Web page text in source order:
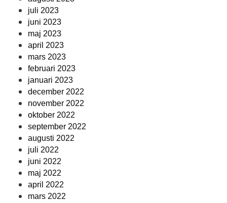
juli 2023
juni 2023
maj 2023
april 2023
mars 2023
februari 2023
januari 2023
december 2022
november 2022
oktober 2022
september 2022
augusti 2022
juli 2022
juni 2022
maj 2022
april 2022
mars 2022